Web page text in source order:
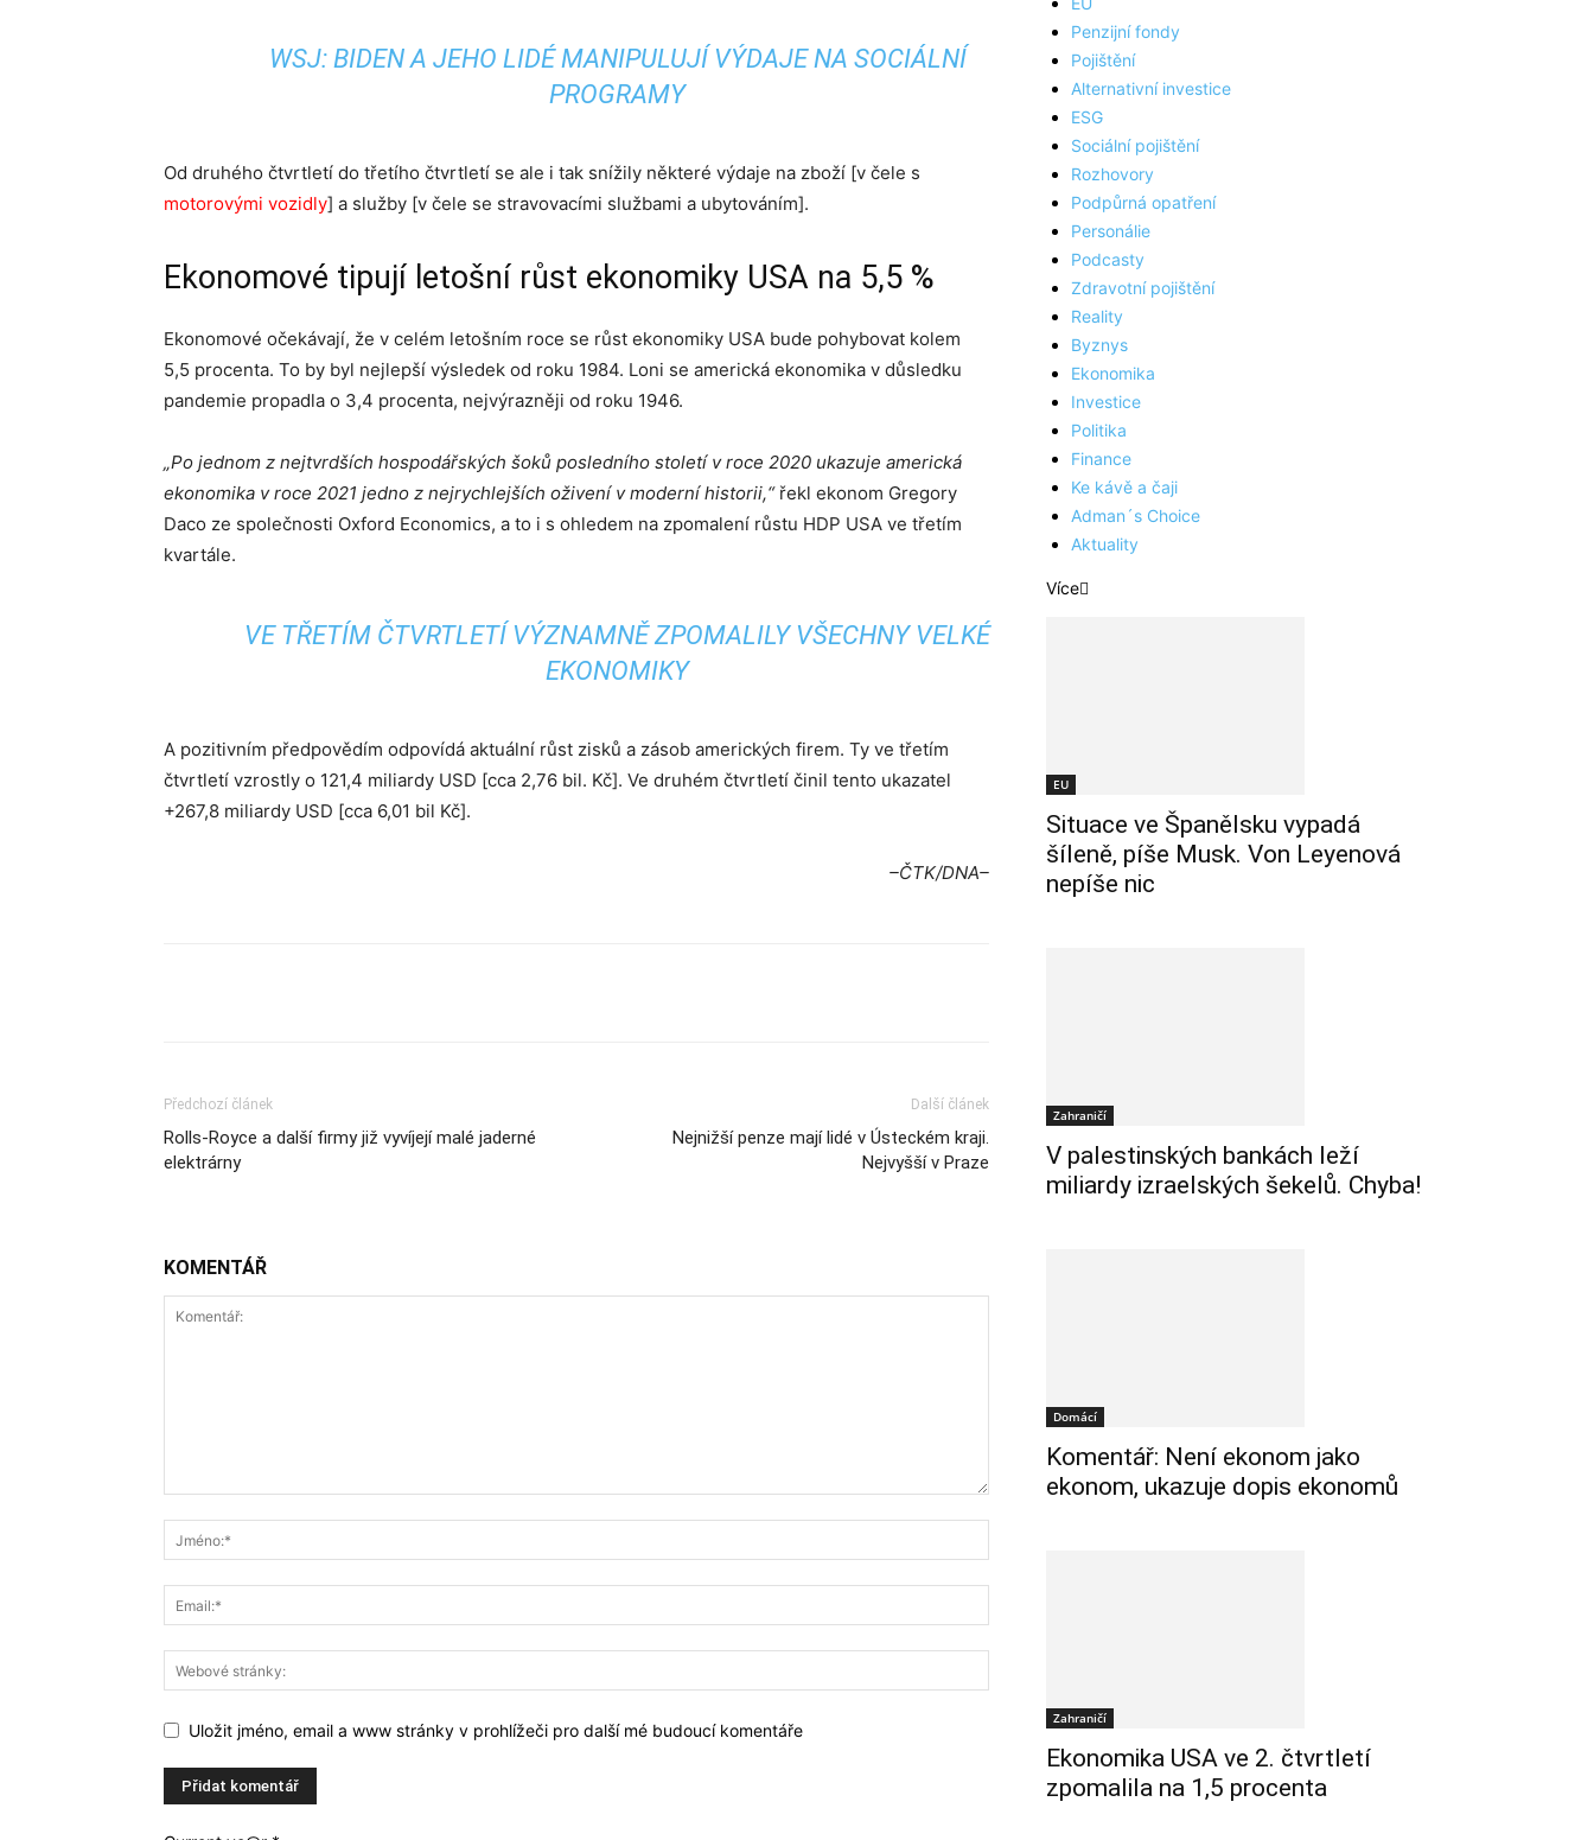
WSJ: BIDEN A JEHO LIDÉ MANIPULUJÍ VÝDAJE NA SOCIÁLNÍ
PROGRAMY
Od druhého čtvrtletí do třetího čtvrtletí se ale i tak snížily některé výdaje na zboží [v čele s
motorovými vozidly] a služby [v čele se stravovacími službami a ubytováním].
Ekonomové tipují letošní růst ekonomiky USA na 5,5 %
Ekonomové očekávají, že v celém letošním roce se růst ekonomiky USA bude pohybovat kolem
5,5 procenta. To by byl nejlepší výsledek od roku 1984. Loni se americká ekonomika v důsledku
pandemie propadla o 3,4 procenta, nejvýrazněji od roku 1946.
„Po jednom z nejtvrdších hospodářských šoků posledního století v roce 2020 ukazuje americká
ekonomika v roce 2021 jedno z nejrychlejších oživení v moderní historii,“řekl ekonom Gregory
Daco ze společnosti Oxford Economics, a to i s ohledem na zpomalení růstu HDP USA ve třetím
kvartále.
VE TŘETÍM ČTVRTLETÍ VÝZNAMNĚ ZPOMALILY VŠECHNY VELKÉ
EKONOMIKY
A pozitivním předpovědím odpovídá aktuální růst zisků a zásob amerických firem. Ty ve třetím
čtvrtletí vzrostly o 121,4 miliardy USD [cca 2,76 bil. Kč]. Ve druhém čtvrtletí činil tento ukazatel
+267,8 miliardy USD [cca 6,01 bil Kč].
–ČTK/DNA–
Předchozí článek
Rolls-Royce a další firmy již vyvíjejí malé jaderné
elektrárny
Další článek
Nejnižší penze mají lidé v Ústeckém kraji.
Nejvyšší v Praze
KOMENTÁŘ
Uložit jméno, email a www stránky v prohlížeči pro další mé budoucí komentáře
Penzijní fondy
Pojištění
Alternativní investice
ESG
Sociální pojištění
Rozhovory
Podpůrná opatření
Personálie
Podcasty
Zdravotní pojištění
Reality
Byznys
Ekonomika
Investice
Politika
Finance
Ke kávě a čaji
Adman´s Choice
Aktuality
Více
EU
Situace ve Španělsku vypadá
šíleně, píše Musk. Von Leyenová
nepíše nic
Zahraničí
V palestinských bankách leží
miliardy izraelských šekelů. Chyba!
Domácí
Komentář: Není ekonom jako
ekonom, ukazuje dopis ekonomů
Zahraničí
Ekonomika USA ve 2. čtvrtletí
zpomalila na 1,5 procenta